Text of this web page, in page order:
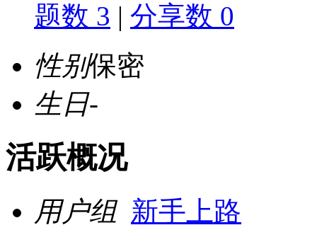
题数 3 | 分享数 0
性别保密
生日-
活跃概况
用户组 新手上路